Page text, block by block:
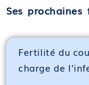
Ses prochaines
Fertilité du
charge de